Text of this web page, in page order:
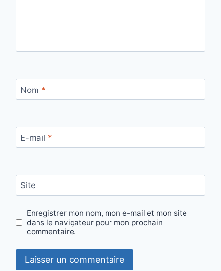
Nom *
E-mail *
Site
Enregistrer mon nom, mon e-mail et mon site
dans le navigateur pour mon prochain
commentaire.